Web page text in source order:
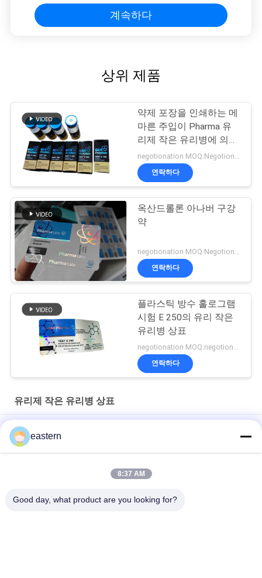
계속하다
상위 제품
약제 포장을 인쇄하는 메
마른 주입이 Pharma 유
리제 작은 유리병에 의하
여 레테르를 붙입니다
negotionation MOQ:Negotionation
연락하다
옥산드롤론 아나버 구강
약
연락하다
플라스틱 방수 홀로그램
시험 E 250의 유리 작은
유리병 상표
연락하다
유리제 작은 유리병 상표
Somatropin HG 176-191 2mlx10 레이블이 있는 유리 바이알
전 세트 Paer Instrution를 가진 tren 아세테이트 작은 유리병 작은
eastern
8:37 AM
Good day, what product are you looking for?